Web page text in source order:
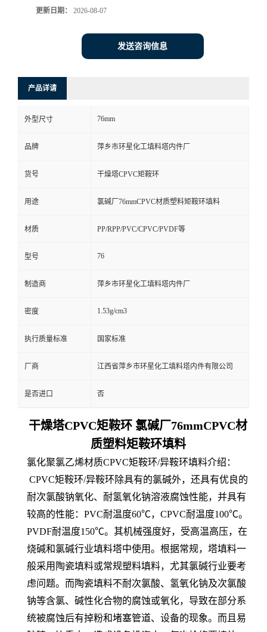
更新日期： 2026-08-07
发送咨询信息
产品详请
外型尺寸 76mm
品牌 萍乡市环星化工填料塔内件厂
货号 干燥塔CPVC矩鞍环
用途 氯碱厂76mmCPVC材质塑料矩鞍环填料
材质 PP/RPP/PVC/CPVC/PVDF等
型号 76
制造商 萍乡市环星化工填料塔内件厂
密度 1.53g/cm3
执行质量标准 国家标准
厂商 江西省萍乡市环星化工填料塔内件有限公司
是否进口 否
干燥塔CPVC矩鞍环 氯碱厂76mmCPVC材
质塑料矩鞍环填料
氯化聚氯乙烯材质CPVC矩鞍环/异鞍环填料介绍：
CPVC矩鞍环/异鞍环除具有的氯碱外，还具有优良的
耐次氯酸钠氧化、耐氢氧化钠溶液腐蚀性能，并具有
较高的性能：PVC耐温度60℃，CPVC耐温度100℃。
PVDF耐温度150℃。其机械强度好，受高温高压，在
烧碱和氯碱行业填料塔中使用。根据常规，塔填料一
般采用陶瓷填料或常规塑料填料，尤其氯碱行业要考
虑问题。而陶瓷填料不耐次氯酸、氢氧化钠及次氯酸
钠等含氯、碱性化合物的腐蚀或氧化，导致在部分系
统被腐蚀后有掉粉和堵塞管道、设备的现象。而且易